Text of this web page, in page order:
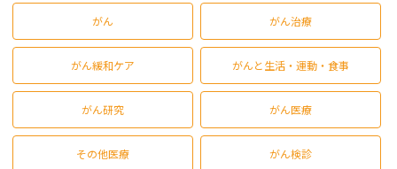
がん がん治療
がん緩和ケア がんと生活・運動・食事
がん研究 がん医療
その他医療 がん検診